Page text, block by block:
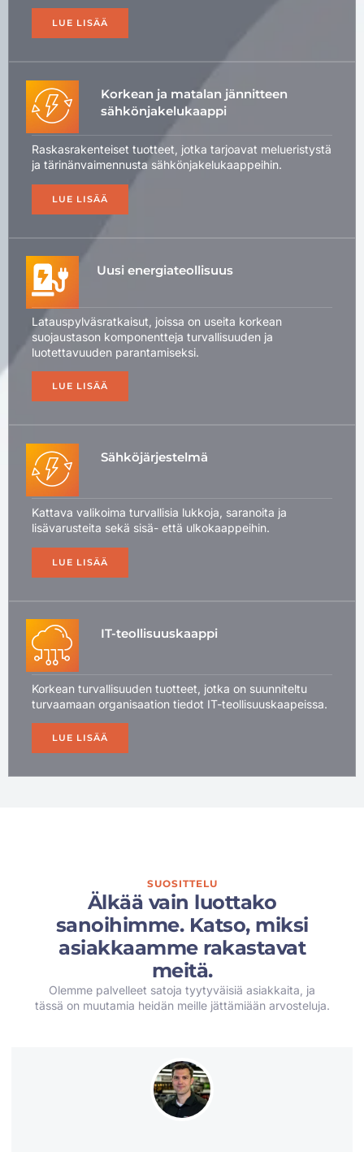
LUE LISÄÄ
Korkean ja matalan jännitteen
sähkönjakelukaappi
Raskasrakenteiset tuotteet, jotka tarjoavat melueristystä
ja tärinänvaimennusta sähkönjakelukaappeihin.
LUE LISÄÄ
Uusi energiateollisuus
Latauspylväsratkaisut, joissa on useita korkean
suojaustason komponentteja turvallisuuden ja
luotettavuuden parantamiseksi.
LUE LISÄÄ
Sähköjärjestelmä
Kattava valikoima turvallisia lukkoja, saranoita ja
lisävarusteita sekä sisä- että ulkokaappeihin.
LUE LISÄÄ
IT-teollisuuskaappi
Korkean turvallisuuden tuotteet, jotka on suunniteltu
turvaamaan organisaation tiedot IT-teollisuuskaapeissa.
LUE LISÄÄ
SUOSITTELU
Älkää vain luottako
sanoihimme. Katso, miksi
asiakkaamme rakastavat
meitä.
Olemme palvelleet satoja tyytyväisiä asiakkaita, ja
tässä on muutamia heidän meille jättämiään arvosteluja.